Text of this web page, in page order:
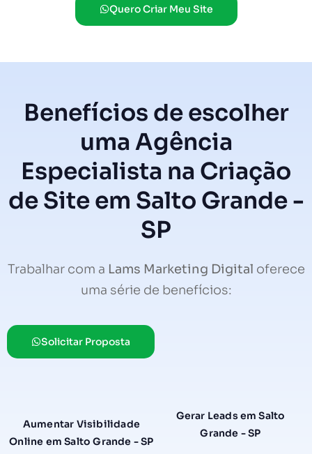
Quero Criar Meu Site
Benefícios de escolher
uma Agência
Especialista na Criação
de Site em Salto Grande -
SP
Trabalhar com a Lams Marketing Digital oferece
uma série de benefícios:
Solicitar Proposta
Aumentar Visibilidade
Online em Salto Grande - SP
Gerar Leads em Salto
Grande - SP